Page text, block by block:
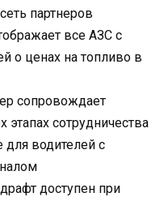
партнеров
все АЗС с
о ценах на топливо в
сопровождает
этапах сотрудничества
водителей с
доступен при